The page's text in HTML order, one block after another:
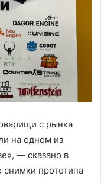
с рынка
на одном из
— сказано в
прототипа